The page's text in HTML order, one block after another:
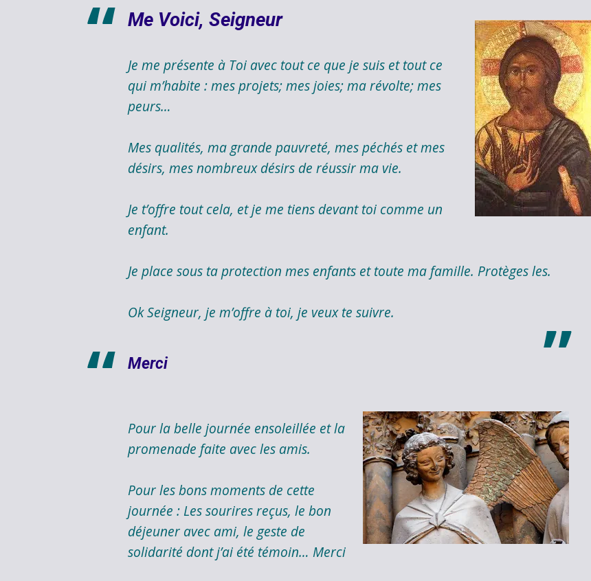
Me Voici, Seigneur
Je me présente à Toi avec tout ce que je suis et tout ce
qui m’habite : mes projets; mes joies; ma révolte; mes
peurs…
Mes qualités, ma grande pauvreté, mes péchés et mes
désirs, mes nombreux désirs de réussir ma vie.
Je t’offre tout cela, et je me tiens devant toi comme un
enfant.
Je place sous ta protection mes enfants et toute ma famille. Protèges les.
Ok Seigneur, je m’offre à toi, je veux te suivre.
Merci
Pour la belle journée ensoleillée et la
promenade faite avec les amis.
Pour les bons moments de cette
journée : Les sourires reçus, le bon
déjeuner avec ami, le geste de
solidarité dont j’ai été témoin… Merci